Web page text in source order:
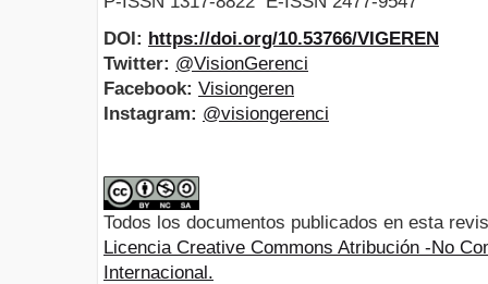
DOI: https://doi.org/10.53766/VIGEREN
Twitter: @VisionGerenci
Facebook: Visiongeren
Instagram: @visiongerenci
Todos los documentos publicados en esta
Licencia Creative Commons Atribución -No
Internacional.